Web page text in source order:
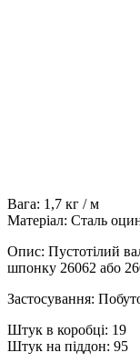
Вага: 1,7 кг / м
Матеріал: Сталь
Опис: Пустотілий
шпонку 26062 або
Застосування:
Штук в коробці: 19
Штук на піддон: 95